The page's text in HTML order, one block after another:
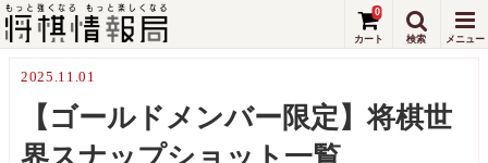
0
2025.11.01
【ゴールドメンバー限定】将棋世